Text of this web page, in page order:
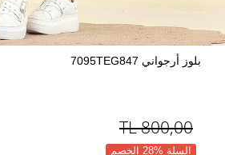
بلوز أرجواني 7095TEG847
800,00
TL
السلة %28 الخصم